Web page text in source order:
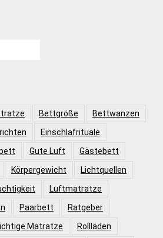
Bettgröße
Bettwanzen
Einschlafrituale
Gute Luft
Gästebett
Körpergewicht
Lichtquellen
Luftmatratze
Paarbett
Ratgeber
Matratze
Rollläden